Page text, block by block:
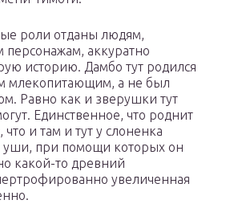
роли отданы людям,
аккуратно
историю. Дамбо тут родился
млекопитающим, а не был
Равно как и зверушки тут
Единственное, что роднит
что и там и тут у слоненка
при помощи которых он
какой-то древний
увеличенная